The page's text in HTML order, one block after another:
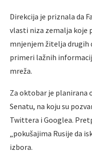
Direkcija je priznala da
vlasti niza zemalja koje
mnjenjem žitelja drugih
primeri lažnih
mreža.
Za oktobar je planirana
Senatu, na koju su
Twittera i Googlea.
„pokušajima Rusije da
izbora.